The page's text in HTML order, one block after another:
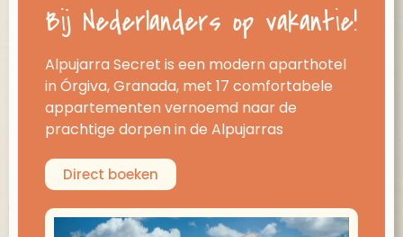
Bij Nederlanders op vakantie!
Alpujarra Secret is een modern aparthotel
in Órgiva, Granada, met 17 comfortabele
appartementen vernoemd naar de
prachtige dorpen in de Alpujarras
Direct boeken